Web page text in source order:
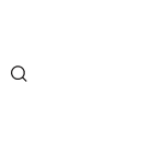
Przejdź do treści